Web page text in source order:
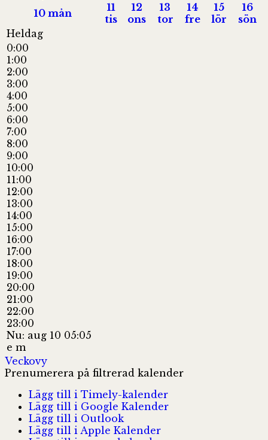
10 mån
11
tis
12
ons
13
tor
14
fre
15
lör
16
sön
Heldag
0:00
1:00
2:00
3:00
4:00
5:00
6:00
7:00
8:00
9:00
10:00
11:00
12:00
13:00
14:00
15:00
16:00
17:00
18:00
19:00
20:00
21:00
22:00
23:00
Nu: aug 10 05:05
e m
Veckovy
Prenumerera på filtrerad kalender
Lägg till i Timely-kalender
Lägg till i Google Kalender
Lägg till i Outlook
Lägg till i Apple Kalender